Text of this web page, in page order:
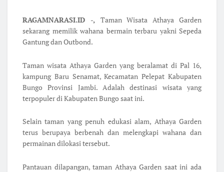
RAGAMNARASI.ID -, Taman Wisata Athaya Garden
sekarang memilik wahana bermain terbaru yakni Sepeda
Gantung dan Outbond.
Taman wisata Athaya Garden yang beralamat di Pal 16,
kampung Baru Senamat, Kecamatan Pelepat Kabupaten
Bungo Provinsi Jambi. Adalah destinasi wisata yang
terpopuler di Kabupaten Bungo saat ini.
Selain taman yang penuh edukasi alam, Athaya Garden
terus berupaya berbenah dan melengkapi wahana dan
permainan dilokasi tersebut.
Pantauan dilapangan, taman Athaya Garden saat ini ada